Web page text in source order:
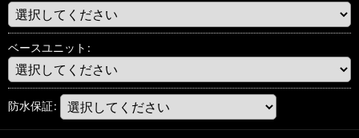
ベースユニット :
防水保証: